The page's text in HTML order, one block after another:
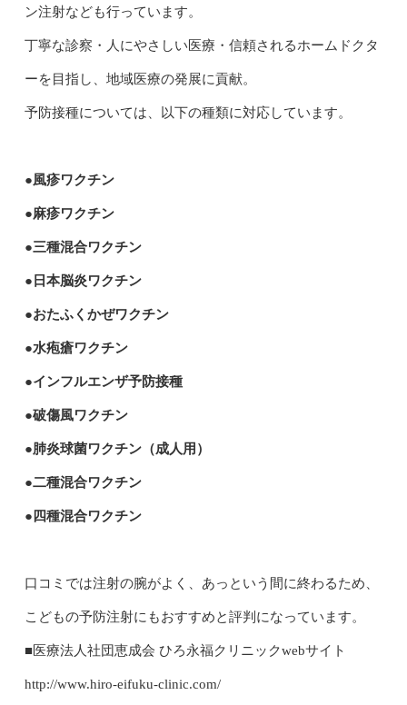
ン注射なども行っています。
丁寧な診察・人にやさしい医療・信頼されるホームドクタ
ーを目指し、地域医療の発展に貢献。
予防接種については、以下の種類に対応しています。
●風疹ワクチン
●麻疹ワクチン
●三種混合ワクチン
●日本脳炎ワクチン
●おたふくかぜワクチン
●水疱瘡ワクチン
●インフルエンザ予防接種
●破傷風ワクチン
●肺炎球菌ワクチン（成人用）
●二種混合ワクチン
●四種混合ワクチン
口コミでは注射の腕がよく、あっという間に終わるため、
こどもの予防注射にもおすすめと評判になっています。
■医療法人社団恵成会 ひろ永福クリニックwebサイト
http://www.hiro-eifuku-clinic.com/